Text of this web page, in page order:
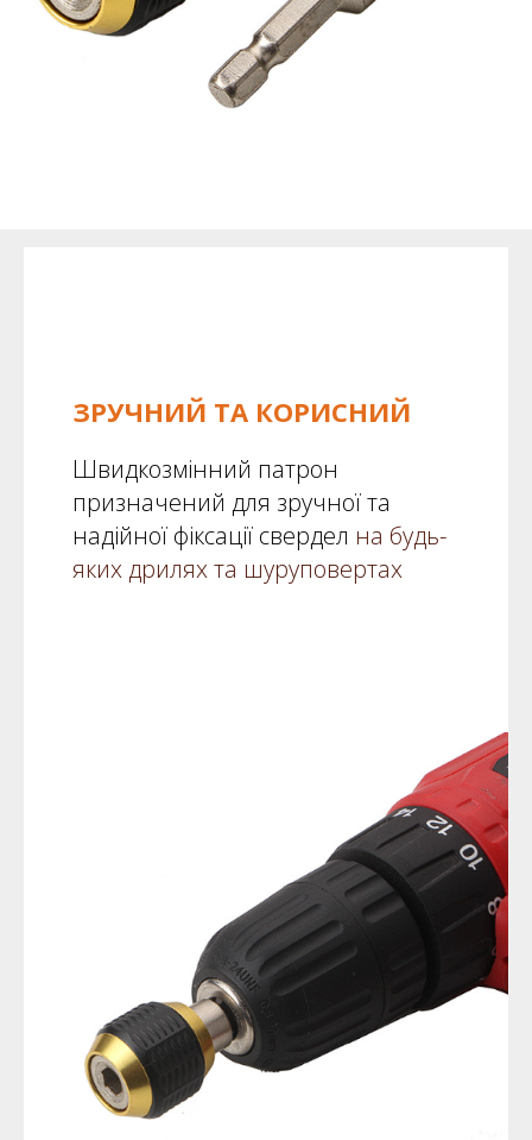
ЗРУЧНИЙ ТА КОРИСНИЙ
Швидкозмінний патрон
призначений для зручної та
надійної фіксації свердел на будь-
яких дрилях та шуруповертах